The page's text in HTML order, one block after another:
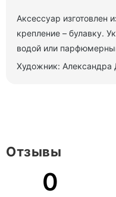
Аксессуар изготовлен
крепление – булавку.
водой или
Художник: Александра
0
Отзывы